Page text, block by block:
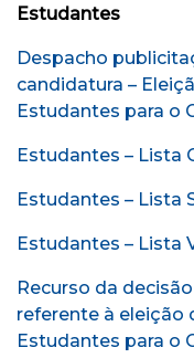
Estudantes
Despacho
candidatura –
Estudantes para o
Estudantes – Lista
Estudantes – Lista
Estudantes – Lista
Recurso da
referente à eleição
Estudantes para o